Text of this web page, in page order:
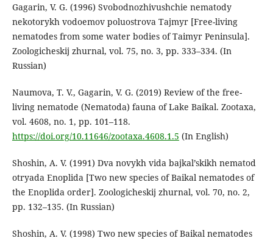
Gagarin, V. G. (1996) Svobodnozhivushchie nematody
nekotorykh vodoemov poluostrova Tajmyr [Free-living
nematodes from some water bodies of Taimyr Peninsula].
Zoologicheskij zhurnal, vol. 75, no. 3, pp. 333–334. (In
Russian)
Naumova, T. V., Gagarin, V. G. (2019) Review of the free-
living nematode (Nematoda) fauna of Lake Baikal. Zootaxa,
vol. 4608, no. 1, pp. 101–118.
https://doi.org/10.11646/zootaxa.4608.1.5 (In English)
Shoshin, A. V. (1991) Dva novykh vida bajkal’skikh nematod
otryada Enoplida [Two new species of Baikal nematodes of
the Enoplida order]. Zoologicheskij zhurnal, vol. 70, no. 2,
pp. 132–135. (In Russian)
Shoshin, A. V. (1998) Two new species of Baikal nematodes